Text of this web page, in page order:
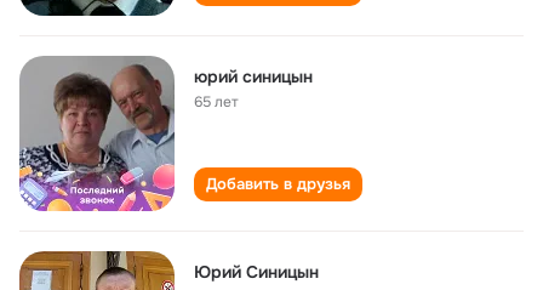
юрий синицын
65 лет
Добавить в друзья
Юрий Синицын